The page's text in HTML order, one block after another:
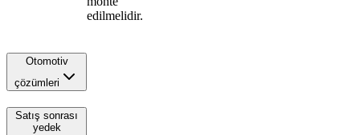
edilmelidir.
Otomotiv
çözümleri
Satış sonrası
yedek